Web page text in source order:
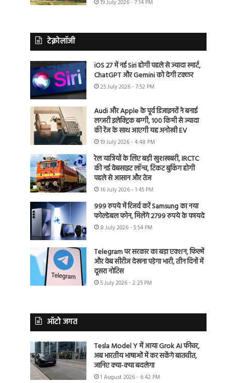
19 July 2026 - 7:14 PM
टेक्नोलॉजी
iOS 27 में नई Siri होगी पहले से ज्यादा स्मार्ट,
ChatGPT और Gemini को देगी टक्कर
25 July 2026 - 7:52 PM
Audi और Apple के पूर्व डिजाइनरों ने बनाई
लग्जरी इलेक्ट्रिक बग्गी, 100 किमी से ज्यादा
की रेंज के साथ आएगी यह अनोखी EV
19 July 2026 - 4:48 PM
रेल यात्रियों के लिए बड़ी खुशखबरी, IRCTC
की नई वेबसाइट लॉन्च, टिकट बुकिंग होगी
पहले से आसान और तेज
16 July 2026 - 1:45 PM
999 रुपये में रिजर्व करें Samsung का नया
फोल्डेबल फोन, मिलेंगे 2799 रुपये के फायदे
8 July 2026 - 5:54 PM
Telegram पर सरकार का बड़ा एक्शन, फिल्में
और वेब सीरीज देखना पड़ेगा भारी, तीन दिनों में
दूसरा नोटिस
5 July 2026 - 2:25 PM
ऑटो जगत
Tesla Model Y में आया Grok AI फीचर,
अब भारतीय भाषाओं में कर सकेंगे बातचीत,
जानिए क्या-क्या बदलेगा
1 August 2026 - 6:42 PM